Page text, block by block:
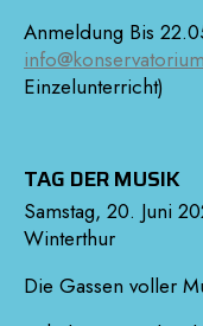
Anmeldung Bis
Einzelunterricht)
TAG DER MUSIK
Samstag, 20. Juni
Winterthur
Die Gassen voller